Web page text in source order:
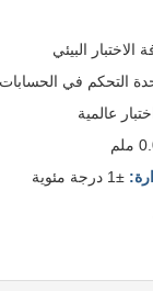
الاختبار البيئي
التحكم في الحسابات
عالمية
±1 درجة مئوية